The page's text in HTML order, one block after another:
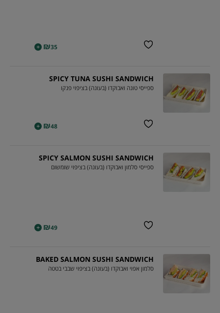
₪35
+
SPICY TUNA SUSHI SANDWICH
ספייסי טונה ואבוקדו (בעונה) בציפוי פנקו
₪48
+
SPICY SALMON SUSHI SANDWICH
ספייסי סלמון ואבוקדו (בעונה) בציפוי שומשום
₪49
+
BAKED SALMON SUSHI SANDWICH
סלמון אפוי ואבוקדו (בעונה) בציפוי שבבי בטטה